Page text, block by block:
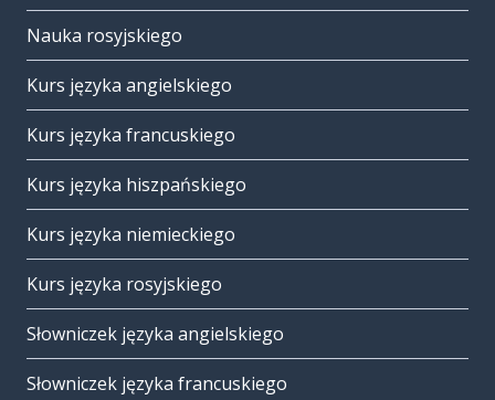
Nauka rosyjskiego
Kurs języka angielskiego
Kurs języka francuskiego
Kurs języka hiszpańskiego
Kurs języka niemieckiego
Kurs języka rosyjskiego
Słowniczek języka angielskiego
Słowniczek języka francuskiego